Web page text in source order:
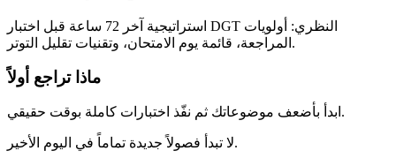
استراتيجية آخر 72 ساعة قبل اختبار DGT النظري: أولويات
المراجعة، قائمة يوم الامتحان، وتقنيات تقليل التوتر.
ماذا تراجع أولاً
ابدأ بأضعف موضوعاتك ثم نفّذ اختبارات كاملة بوقت حقيقي.
لا تبدأ فصولاً جديدة تماماً في اليوم الأخير.